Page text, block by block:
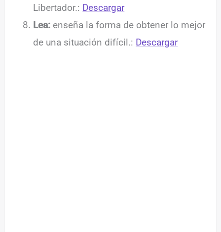
Libertador.: Descargar
Lea: enseña la forma de obtener lo mejor
de una situación difícil.: Descargar